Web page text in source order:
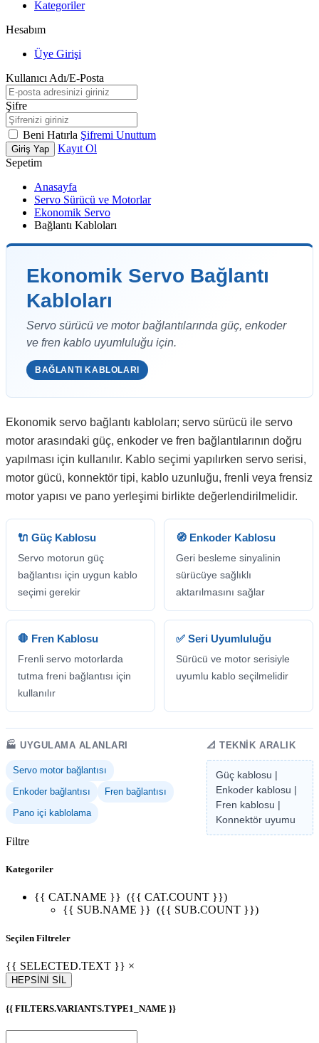
Kategoriler
Hesabım
Üye Girişi
Kullanıcı Adı/E-Posta
Şifre
Beni Hatırla Şifremi Unuttum
Giriş Yap
Kayıt Ol
Sepetim
Anasayfa
Servo Sürücü ve Motorlar
Ekonomik Servo
Bağlantı Kabloları
Ekonomik Servo Bağlantı
Kabloları
Servo sürücü ve motor bağlantılarında güç, enkoder
ve fren kablo uyumluluğu için.
BAĞLANTI KABLOLARI
Ekonomik servo bağlantı kabloları; servo sürücü ile servo
motor arasındaki güç, enkoder ve fren bağlantılarının doğru
yapılması için kullanılır. Kablo seçimi yapılırken servo serisi,
motor gücü, konnektör tipi, kablo uzunluğu, frenli veya frensiz
motor yapısı ve pano yerleşimi birlikte değerlendirilmelidir.
🔌 Güç Kablosu
Servo motorun güç
bağlantısı için uygun kablo
seçimi gerekir
🧭 Enkoder Kablosu
Geri besleme sinyalinin
sürücüye sağlıklı
aktarılmasını sağlar
🛑 Fren Kablosu
Frenli servo motorlarda
tutma freni bağlantısı için
kullanılır
✅ Seri Uyumluluğu
Sürücü ve motor serisiyle
uyumlu kablo seçilmelidir
🏭 UYGULAMA ALANLARI
Servo motor bağlantısı
Enkoder bağlantısı
Fren bağlantısı
Pano içi kablolama
📐 TEKNIK ARALIK
Güç kablosu |
Enkoder kablosu |
Fren kablosu |
Konnektör uyumu
Filtre
Kategoriler
{{ CAT.NAME }} ({{ CAT.COUNT }})
{{ SUB.NAME }} ({{ SUB.COUNT }})
Seçilen Filtreler
{{ SELECTED.TEXT }} ×
HEPSİNİ SİL
{{ FILTERS.VARIANTS.TYPE1_NAME }}